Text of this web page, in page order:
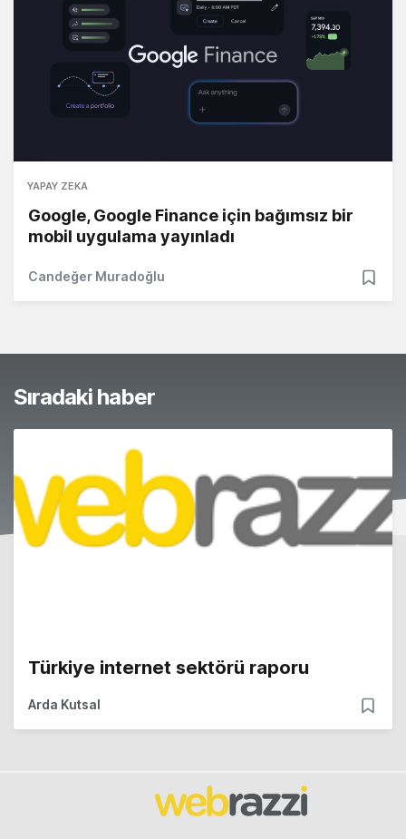
YAPAY ZEKA
Google, Google Finance için bağımsız bir
mobil uygulama yayınladı
Candeğer Muradoğlu
Sıradaki haber
Türkiye internet sektörü raporu
Arda Kutsal